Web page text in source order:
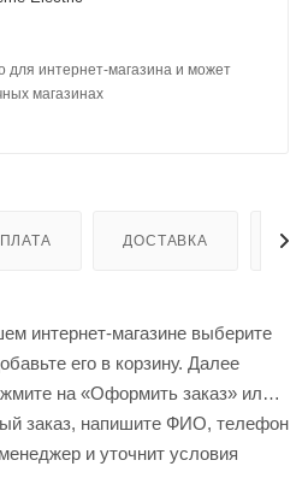
для интернет-магазина и может
магазинах
ДОСТАВКА
интернет-магазине выберите
его в корзину. Далее
на «Оформить заказ» или
заказ, напишите ФИО, телефон
и уточнит условия